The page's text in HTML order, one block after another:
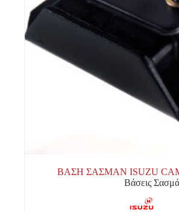
ΒΑΣΗ ΣΑΣΜΑΝ ISUZU
Βάσεις